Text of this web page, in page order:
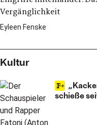
Vergänglichkeit
Eyleen Fenske
Kultur
schieße